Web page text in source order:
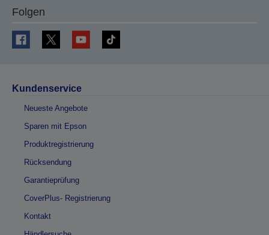
Folgen
Kundenservice
Neueste Angebote
Sparen mit Epson
Produktregistrierung
Rücksendung
Garantieprüfung
CoverPlus- Registrierung
Kontakt